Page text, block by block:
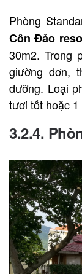
Phòng
Côn Đảo
30m2. Trong
giường đơn,
dưỡng. Loại
tươi tốt hoặc
3.2.4.